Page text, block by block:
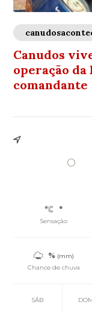
Canudos
operação da
comandante
°
°
Sensação
% (mm)
Chance de chuva
SÁB